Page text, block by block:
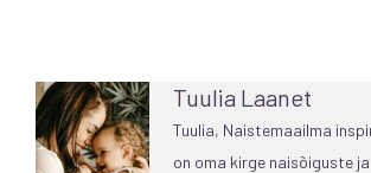
Tuulia Laanet
Tuulia, Naistemaailma
on oma kirge naisõiguste